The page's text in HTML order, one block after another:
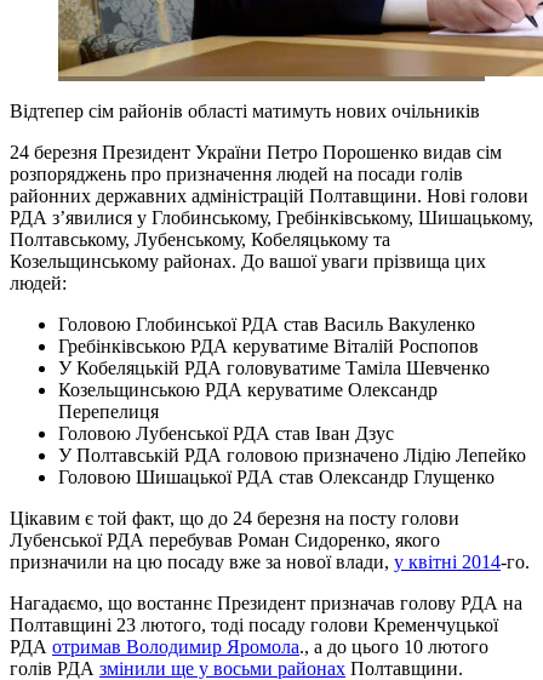
Відтепер сім районів області матимуть нових очільників
24 березня Президент України Петро Порошенко видав сім
розпоряджень про призначення людей на посади голів
районних державних адміністрацій Полтавщини. Нові голови
РДА з’явилися у Глобинському, Гребінківському, Шишацькому,
Полтавському, Лубенському, Кобеляцькому та
Козельщинському районах. До вашої уваги прізвища цих
людей:
Головою Глобинської РДА став Василь Вакуленко
Гребінківською РДА керуватиме Віталій Роспопов
У Кобеляцькій РДА головуватиме Таміла Шевченко
Козельщинською РДА керуватиме Олександр
Перепелиця
Головою Лубенської РДА став Іван Дзус
У Полтавській РДА головою призначено Лідію Лепейко
Головою Шишацької РДА став Олександр Глущенко
Цікавим є той факт, що до 24 березня на посту голови
Лубенської РДА перебував Роман Сидоренко, якого
призначили на цю посаду вже за нової влади, у квітні 2014-го.
Нагадаємо, що востаннє Президент призначав голову РДА на
Полтавщині 23 лютого, тоді посаду голови Кременчуцької
РДА отримав Володимир Яромола., а до цього 10 лютого
голів РДА змінили ще у восьми районах Полтавщини.